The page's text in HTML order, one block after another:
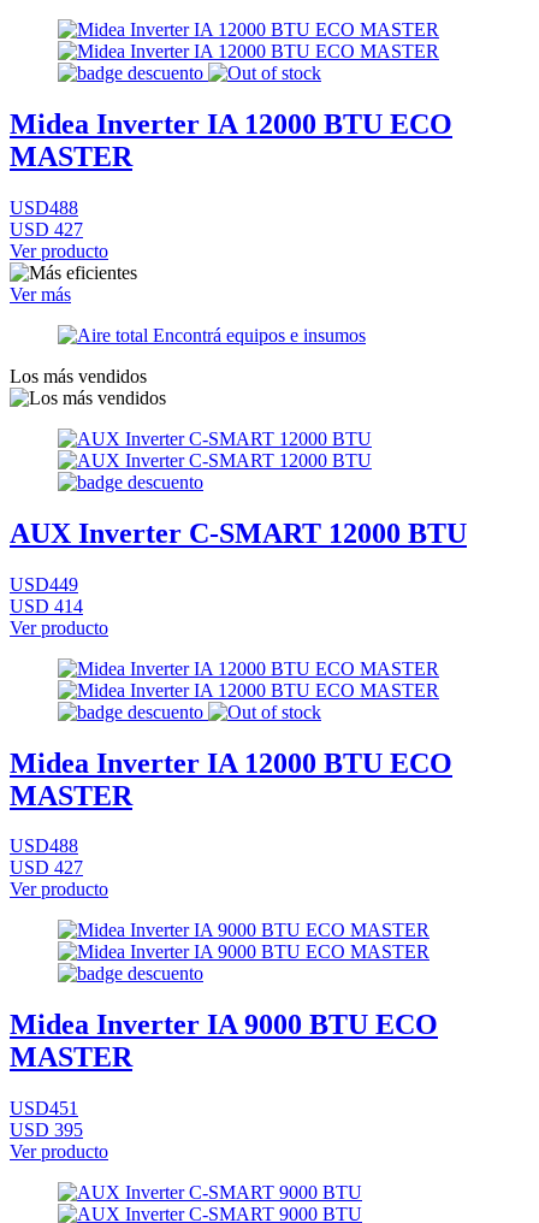
Midea Inverter IA 12000 BTU ECO
MASTER
USD488
USD 427
Ver producto
Ver más
Los más vendidos
AUX Inverter C-SMART 12000 BTU
USD449
USD 414
Ver producto
Midea Inverter IA 12000 BTU ECO
MASTER
USD488
USD 427
Ver producto
Midea Inverter IA 9000 BTU ECO
MASTER
USD451
USD 395
Ver producto